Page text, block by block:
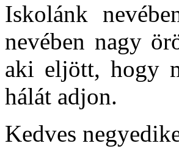
Iskolánk
nevében nagy
aki eljött, hogy
hálát adjon.
Kedves